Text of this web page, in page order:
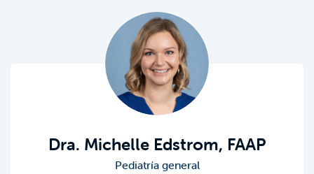
Dra. Michelle Edstrom, FAAP
Pediatría general